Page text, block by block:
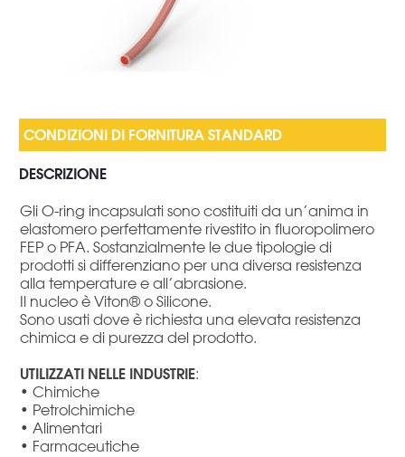
DESCRIZIONE
Gli O-ring incapsulati sono costituiti da un’anima in
elastomero perfettamente rivestito in fluoropolimero
FEP o PFA. Sostanzialmente le due tipologie di
prodotti si differenziano per una diversa resistenza
alla temperature e all’abrasione.
Il nucleo è Viton® o Silicone.
Sono usati dove è richiesta una elevata resistenza
chimica e di purezza del prodotto.
UTILIZZATI NELLE INDUSTRIE:
• Chimiche
• Petrolchimiche
• Alimentari
• Farmaceutiche